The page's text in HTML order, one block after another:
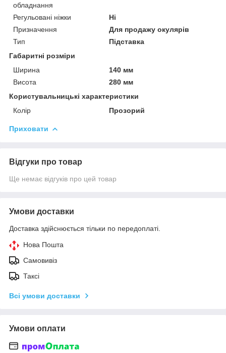
обладнання
Регульовані ніжки
Ні
Призначення
Для продажу окулярів
Тип
Підставка
Габаритні розміри
Ширина
140 мм
Висота
280 мм
Користувальницькі характеристики
Колір
Прозорий
Приховати
Відгуки про товар
Ще немає відгуків про цей товар
Умови доставки
Доставка здійснюється тільки по передоплаті.
Нова Пошта
Самовивіз
Таксі
Всі умови доставки
Умови оплати